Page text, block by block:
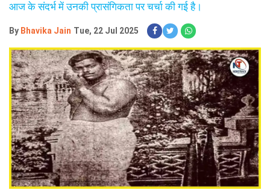
आज के संदर्भ में उनकी प्रासंगिकता पर चर्चा की गई है।
By Bhavika Jain Tue, 22 Jul 2025